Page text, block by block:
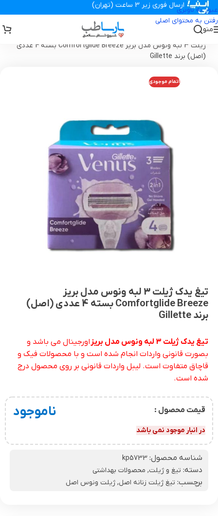
عبور به ناوبری
رفتن به محتوای اصلی
ارسال فوری زیر 3 ساعت (تهران)
منو
تجهیزات پزشکی پارساطب محصولات بهداشتی
تیغ یدک
ژیلت 3 لبه ونوس مدل بریز Comfortglide Breeze بسته 4 عددی
(اصل) برند Gillette
اتمام موجودی
تیغ یدک ژیلت 3 لبه ونوس مدل بریز
Comfortglide Breeze بسته 4 عددی (اصل)
برند Gillette
تیغ یدک ژیلت 3 لبه ونوس مدل بریز
اورجینال می باشد و
بصورت قانونی واردات انجام شده است و با محصولات فیک و
قاچاق متفاوت است. لیبل واردات قانونی بر روی محصول درج
شده است.
قیمت محصول : ناموجود
در انبار موجود نمی باشد
شناسه محصول: kp5733
دسته: تیغ و ژیلت, محصولات بهداشتی
برچسب: تیغ ژیلت زنانه اصل, ژیلت ونوس اصل